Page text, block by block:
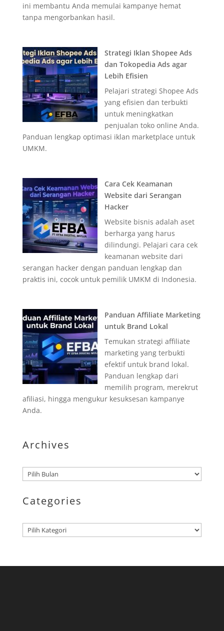
ini membantu Anda memulai kampanye hemat
tanpa mengorbankan hasil.
Strategi Iklan Shopee Ads
dan Tokopedia Ads agar
Lebih Efisien
Pelajari strategi Shopee Ads
yang efisien dan terbukti
untuk meningkatkan
penjualan toko online Anda.
Panduan lengkap optimasi iklan marketplace untuk
UMKM.
Cara Cek Keamanan
Website dari Serangan
Hacker
Website bisnis adalah aset
berharga yang harus
dilindungi. Pelajari cara cek
keamanan website dari
serangan hacker dengan panduan lengkap dan
praktis ini, cocok untuk pemilik UMKM di Indonesia.
Panduan Affiliate Marketing
untuk Brand Lokal
Temukan strategi affiliate
marketing yang terbukti
efektif untuk brand lokal.
Panduan lengkap dari
memilih program, merekrut
afiliasi, hingga mengukur kesuksesan kampanye
Anda.
Archives
Arsip
Categories
Kategori